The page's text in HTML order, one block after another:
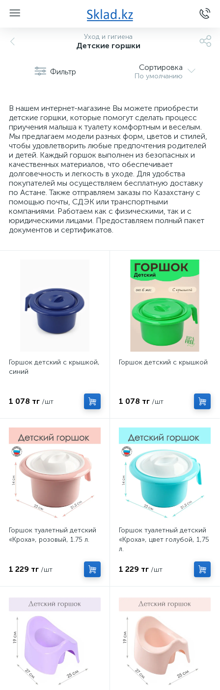
Уход и гигиена
Детские горшки
Фильтр Сортировка
По умолчанию
В нашем интернет-магазине Вы можете приобрести
детские горшки, которые помогут сделать процесс
приучения малыша к туалету комфортным и веселым.
Мы предлагаем модели разных форм, цветов и стилей,
чтобы удовлетворить любые предпочтения родителей
и детей. Каждый горшок выполнен из безопасных и
качественных материалов, что обеспечивает
долговечность и легкость в уходе. Для удобства
покупателей мы осуществляем бесплатную доставку
по Астане. Также отправляем заказы по Казахстану с
помощью почты, СДЭК или транспортными
компаниями. Работаем как с физическими, так и с
юридическими лицами. Предоставляем полный пакет
документов и сертификатов.
Горшок детский с крышкой,
синий
1 078 тг /шт
Горшок детский с крышкой
1 078 тг /шт
Горшок туалетный детский
«Кроха», розовый, 1.75 л.
1 229 тг /шт
Горшок туалетный детский
«Кроха», цвет голубой, 1,75
л.
1 229 тг /шт